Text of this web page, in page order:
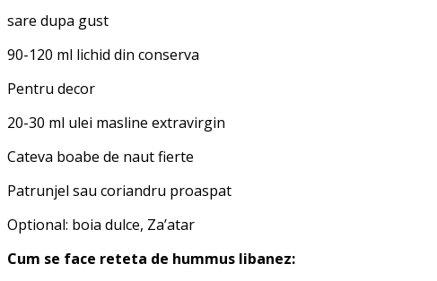
sare dupa gust
90-120 ml lichid din conserva
Pentru decor
20-30 ml ulei masline extravirgin
Cateva boabe de naut fierte
Patrunjel sau coriandru proaspat
Optional: boia dulce, Za’atar
Cum se face reteta de hummus libanez: